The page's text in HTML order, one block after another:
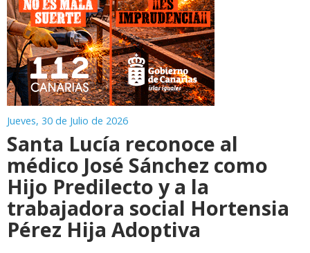
Jueves, 30 de Julio de 2026
Santa Lucía reconoce al
médico José Sánchez como
Hijo Predilecto y a la
trabajadora social Hortensia
Pérez Hija Adoptiva